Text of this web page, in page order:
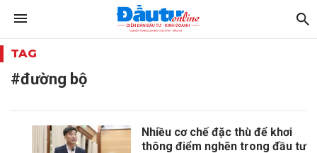
TAG
#đường bộ
Nhiều cơ chế đặc thù để khơi
thông điểm nghẽn trong đầu tư